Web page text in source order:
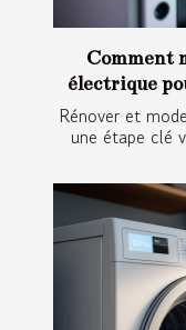
Comment
électrique
Rénover et
une étape clé